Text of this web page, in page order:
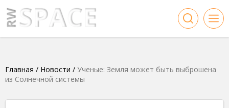
Главная / Новости / Ученые: Земля может быть выброшена
из Солнечной системы